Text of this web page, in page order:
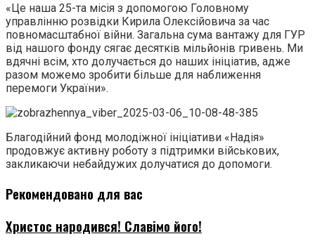
«Це наша 25-та місія з допомогою Головному
управлінню розвідки Кирила Олексійовича за час
повномасштабної війни. Загальна сума вантажу для ГУР
від нашого фонду сягає десятків мільйонів гривень. Ми
вдячні всім, хто долучається до наших ініціатив, адже
разом можемо зробити більше для наближення
перемоги України».
Благодійний фонд молодіжної ініціативи «Надія»
продовжує активну роботу з підтримки військових,
закликаючи небайдужих долучатися до допомоги.
Рекомендовано для вас
Христос народився! Славімо його!